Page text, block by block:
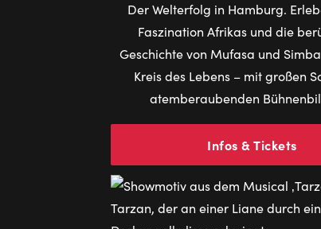
Der Welterfolg in Hamburg.
Faszination Afrikas und die
Geschichte von Mufasa und
Kreis des Lebens – mit großen
atemberaubenden
Infos & Tickets